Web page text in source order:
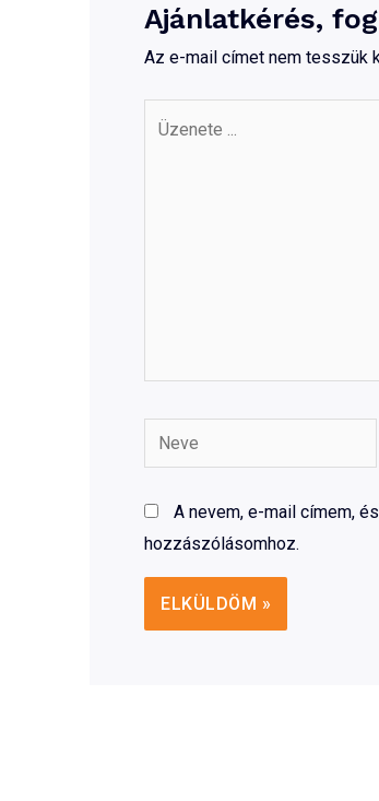
Ajánlatkérés,
Az e-mail címet nem tesszük
Neve
A nevem, e-mail címem,
hozzászólásomhoz.